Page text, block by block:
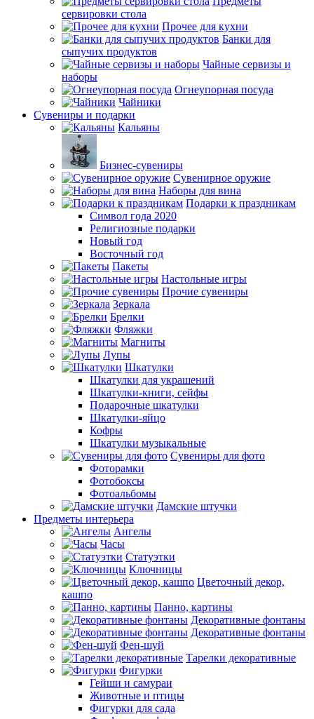
сервировки стола
Прочее для кухни
Банки для
сыпучих продуктов
Чайные сервизы и
наборы
Огнеупорная посуда
Чайники
Сувениры и подарки
Кальяны
Бизнес-сувениры
Сувенирное оружие
Наборы для вина
Подарки к праздникам
Символ года 2020
Религиозные подарки
Новый год
Восточный год
Пакеты
Настольные игры
Прочие сувениры
Зеркала
Брелки
Фляжки
Магниты
Лупы
Шкатулки
Шкатулки для украшений
Шкатулки-книги, сейфы
Подарочные шкатулки
Шкатулки-яйцо
Кофры
Шкатулки музыкальные
Сувениры для фото
Фоторамки
Фотобоксы
Фотоальбомы
Дамские штучки
Предметы интерьера
Ангелы
Часы
Статуэтки
Ключницы
Цветочный декор,
кашпо
Панно, картины
Декоративные фонтаны
Декоративные фонтаны
Фен-шуй
Тарелки декоративные
Фигурки
Гейши и самураи
Животные и птицы
Фигурки для сада